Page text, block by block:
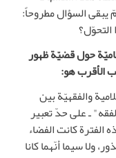
يبقى السؤال مطروحاً:
حول قضيّة ظهور
الأقرب هو:
والفقهيّة بين
ـ على حدّ تعبير
أنّ هذه الفترة كانت الفضاء
ولا سيما أنّهما كانا